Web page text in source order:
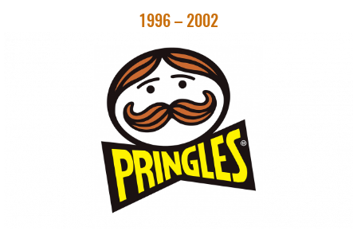
1996 – 2002